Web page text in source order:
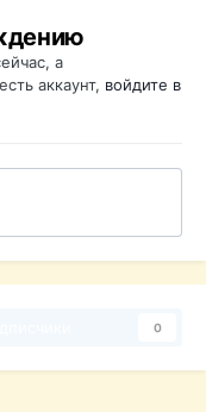
а
аккаунт, войдите в
0